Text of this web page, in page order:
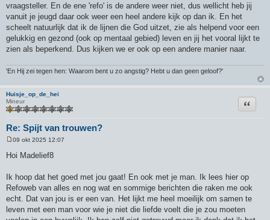
vraagsteller. En de ene 'refo' is de andere weer niet, dus wellicht heb jij
vanuit je jeugd daar ook weer een heel andere kijk op dan ik. En het
scheelt natuurlijk dat ik de lijnen die God uitzet, zie als helpend voor een
gelukkig en gezond (ook op mentaal gebied) leven en jij het vooral lijkt te
zien als beperkend. Dus kijken we er ook op een andere manier naar.
'En Hij zei tegen hen: Waarom bent u zo angstig? Hebt u dan geen geloof?'
Huisje_op_de_hei
Mineur
Re: Spijt van trouwen?
Citeer
r
h
t
09 okt 2025 12:07
Hoi Madelief8
Ik hoop dat het goed met jou gaat! En ook met je man. Ik lees hier op
Refoweb van alles en nog wat en sommige berichten die raken me ook
echt. Dat van jou is er een van. Het lijkt me heel moeilijk om samen te
leven met een man voor wie je niet die liefde voelt die je zou moeten